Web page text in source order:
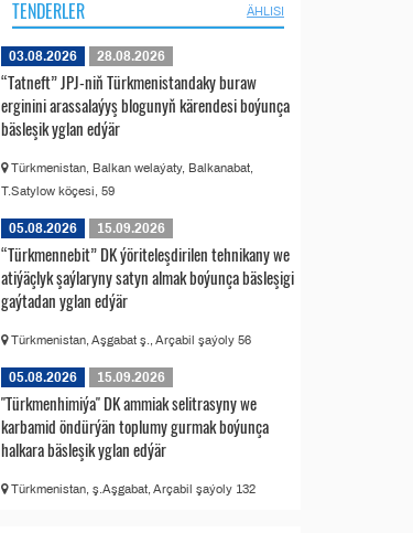
TENDERLER ÄHLISI
03.08.2026 28.08.2026
“Tatneft” JPJ-niň Türkmenistandaky buraw
erginini arassalaýyş blogunyň kärendesi boýunça
bäsleşik yglan edýär
Türkmenistan, Balkan welaýaty, Balkanabat,
T.Satylow köçesi, 59
05.08.2026 15.09.2026
“Türkmennebit” DK ýöriteleşdirilen tehnikany we
atiýäçlyk şaýlaryny satyn almak boýunça bäsleşigi
gaýtadan yglan edýär
Türkmenistan, Aşgabat ş., Arçabil şaýoly 56
05.08.2026 15.09.2026
"Türkmenhimiýa" DK ammiak selitrasyny we
karbamid öndürýän toplumy gurmak boýunça
halkara bäsleşik yglan edýär
Türkmenistan, ş.Aşgabat, Arçabil şaýoly 132